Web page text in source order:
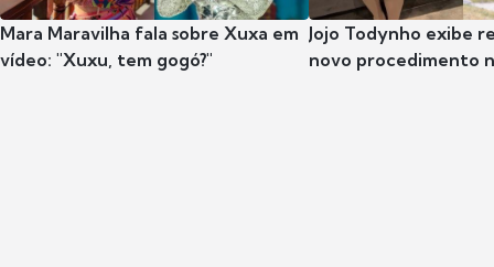
Mara Maravilha fala sobre Xuxa em
vídeo: "Xuxu, tem gogó?"
Jojo Todynho exibe
novo procedimento